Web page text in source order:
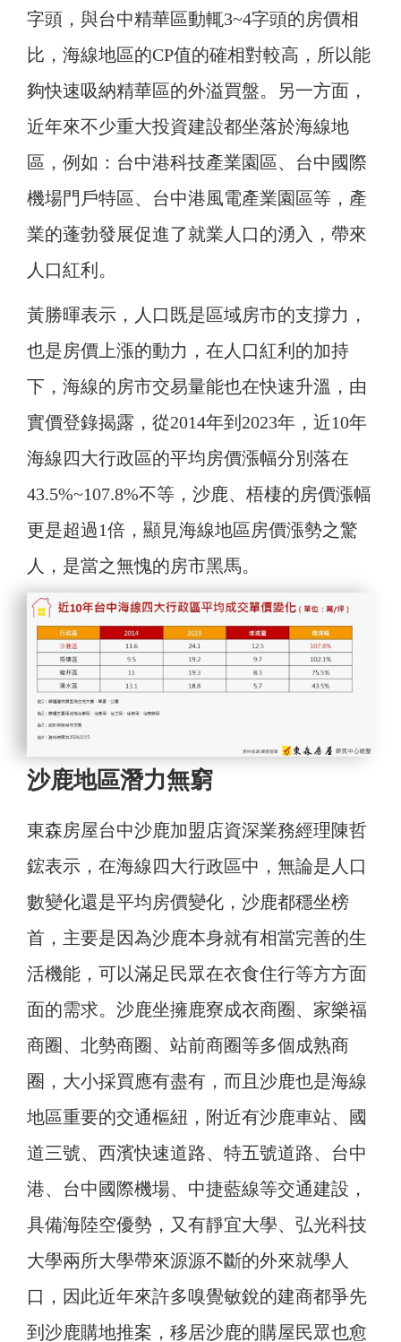
字頭，與台中精華區動輒3~4字頭的房價相
比，海線地區的CP值的確相對較高，所以能
夠快速吸納精華區的外溢買盤。另一方面，
近年來不少重大投資建設都坐落於海線地
區，例如：台中港科技產業園區、台中國際
機場門戶特區、台中港風電產業園區等，產
業的蓬勃發展促進了就業人口的湧入，帶來
人口紅利。
黃勝暉表示，人口既是區域房市的支撐力，
也是房價上漲的動力，在人口紅利的加持
下，海線的房市交易量能也在快速升溫，由
實價登錄揭露，從2014年到2023年，近10年
海線四大行政區的平均房價漲幅分別落在
43.5%~107.8%不等，沙鹿、梧棲的房價漲幅
更是超過1倍，顯見海線地區房價漲勢之驚
人，是當之無愧的房市黑馬。
沙鹿地區潛力無窮
東森房屋台中沙鹿加盟店資深業務經理陳哲
鋐表示，在海線四大行政區中，無論是人口
數變化還是平均房價變化，沙鹿都穩坐榜
首，主要是因為沙鹿本身就有相當完善的生
活機能，可以滿足民眾在衣食住行等方方面
面的需求。沙鹿坐擁鹿寮成衣商圈、家樂福
商圈、北勢商圈、站前商圈等多個成熟商
圈，大小採買應有盡有，而且沙鹿也是海線
地區重要的交通樞紐，附近有沙鹿車站、國
道三號、西濱快速道路、特五號道路、台中
港、台中國際機場、中捷藍線等交通建設，
具備海陸空優勢，又有靜宜大學、弘光科技
大學兩所大學帶來源源不斷的外來就學人
口，因此近年來許多嗅覺敏銳的建商都爭先
到沙鹿購地推案，移居沙鹿的購屋民眾也愈